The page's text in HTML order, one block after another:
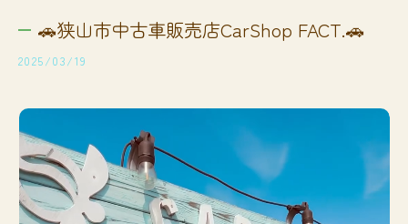
🚗狭山市中古車販売店CarShop FACT.🚗
2025/03/19